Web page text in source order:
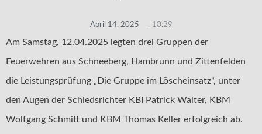
April 14, 2025 10:29
Am Samstag, 12.04.2025 legten drei Gruppen der
Feuerwehren aus Schneeberg, Hambrunn und Zittenfelden
die Leistungsprüfung „Die Gruppe im Löscheinsatz“, unter
den Augen der Schiedsrichter KBI Patrick Walter, KBM
Wolfgang Schmitt und KBM Thomas Keller erfolgreich ab.